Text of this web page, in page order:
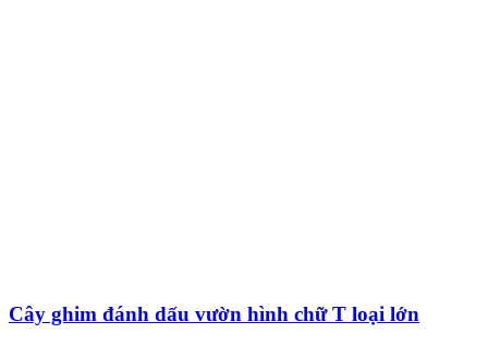
Cây ghim đánh dấu vườn hình chữ T loại lớn